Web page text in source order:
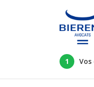
1 Vos